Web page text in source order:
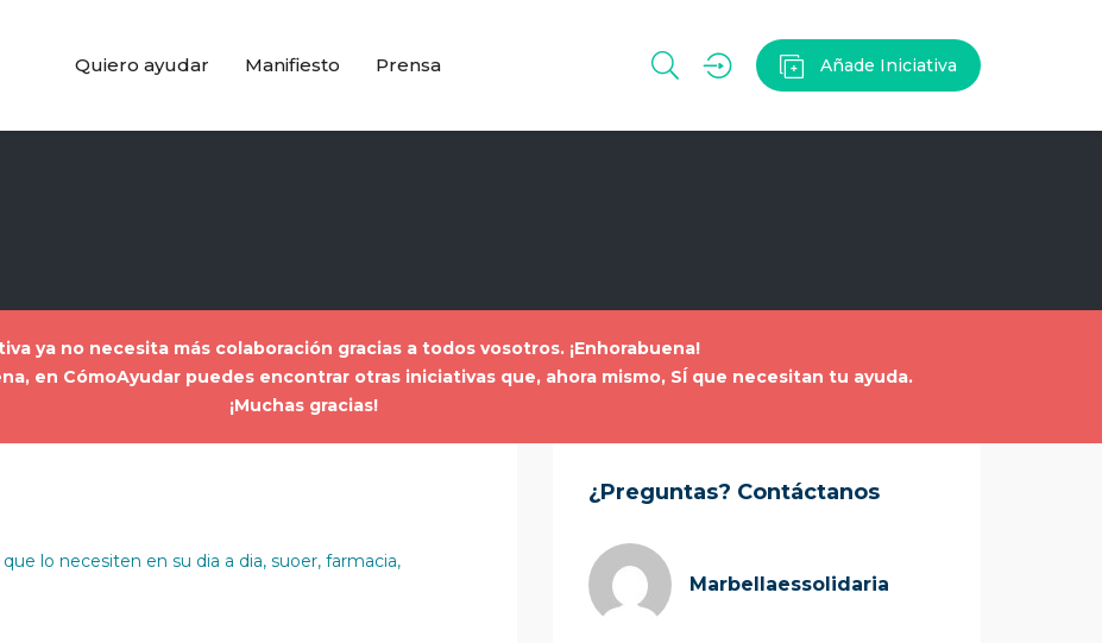
Quiero ayudar Manifiesto Prensa Añade Iniciativa
ya no necesita más colaboración gracias a todos vosotros. ¡Enhorabuena!
en CómoAyudar puedes encontrar otras iniciativas que, ahora mismo, SÍ que necesitan tu ayuda.
¡Muchas gracias!
lo necesiten en su dia a dia, suoer, farmacia,
¿Preguntas? Contáctanos
Marbellaessolidaria